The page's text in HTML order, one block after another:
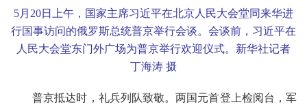
5月 20日上午，国家主席习近平在北京人民大会堂同来华进
行国事访问的俄罗斯总统普京举行会谈。会谈前，习近平在
人民大会堂东门外广场为普京举行欢迎仪式。新华社记者
丁海涛 摄
普京抵达时，礼兵列队致敬。两国元首登上检阅台，军